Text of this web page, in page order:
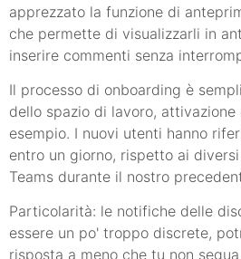
apprezzato la funzione di
che permette di visualizzarli in
inserire commenti senza
Il processo di onboarding è
dello spazio di lavoro,
esempio. I nuovi utenti hanno
entro un giorno, rispetto ai
Teams durante il nostro
Particolarità: le notifiche delle
essere un po' troppo discrete,
risposta a meno che tu non